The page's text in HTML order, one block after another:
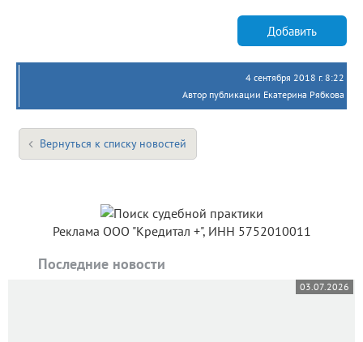
Добавить
4 сентября 2018 г. 8:22
Автор публикации Екатерина Рябкова
Вернуться к списку новостей
Реклама ООО "Кредитал +", ИНН 5752010011
Последние новости
03.07.2026